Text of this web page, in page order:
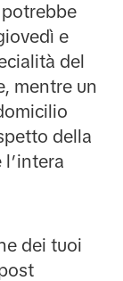
e
del
mentre un
della
dei tuoi